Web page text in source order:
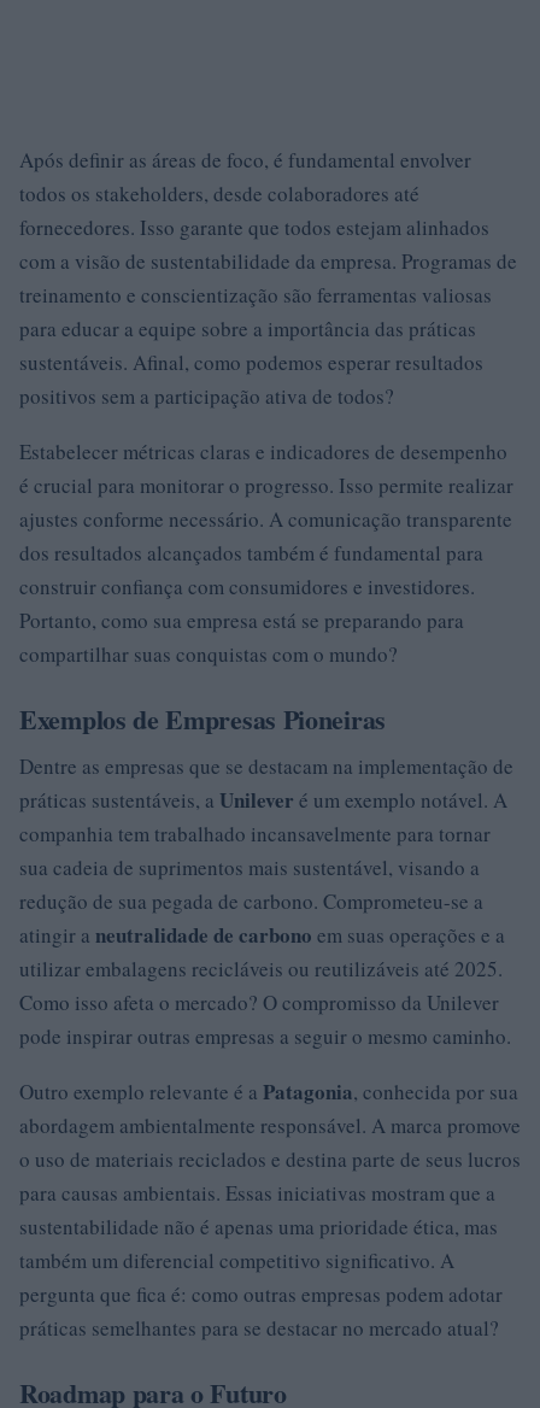
Após definir as áreas de foco, é fundamental envolver
todos os stakeholders, desde colaboradores até
fornecedores. Isso garante que todos estejam alinhados
com a visão de sustentabilidade da empresa. Programas de
treinamento e conscientização são ferramentas valiosas
para educar a equipe sobre a importância das práticas
sustentáveis. Afinal, como podemos esperar resultados
positivos sem a participação ativa de todos?
Estabelecer métricas claras e indicadores de desempenho
é crucial para monitorar o progresso. Isso permite realizar
ajustes conforme necessário. A comunicação transparente
dos resultados alcançados também é fundamental para
construir confiança com consumidores e investidores.
Portanto, como sua empresa está se preparando para
compartilhar suas conquistas com o mundo?
Exemplos de Empresas Pioneiras
Dentre as empresas que se destacam na implementação de
práticas sustentáveis, a Unilever é um exemplo notável. A
companhia tem trabalhado incansavelmente para tornar
sua cadeia de suprimentos mais sustentável, visando a
redução de sua pegada de carbono. Comprometeu-se a
atingir a neutralidade de carbono em suas operações e a
utilizar embalagens recicláveis ou reutilizáveis até 2025.
Como isso afeta o mercado? O compromisso da Unilever
pode inspirar outras empresas a seguir o mesmo caminho.
Outro exemplo relevante é a Patagonia, conhecida por sua
abordagem ambientalmente responsável. A marca promove
o uso de materiais reciclados e destina parte de seus lucros
para causas ambientais. Essas iniciativas mostram que a
sustentabilidade não é apenas uma prioridade ética, mas
também um diferencial competitivo significativo. A
pergunta que fica é: como outras empresas podem adotar
práticas semelhantes para se destacar no mercado atual?
Roadmap para o Futuro